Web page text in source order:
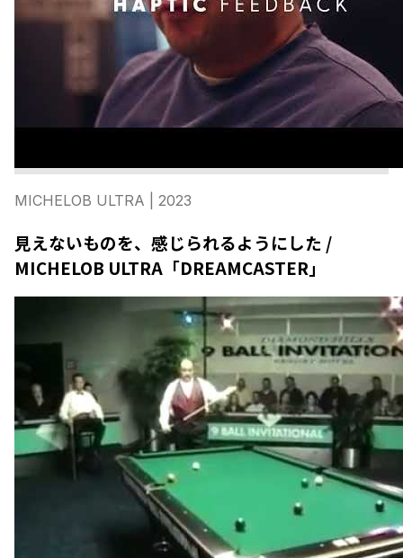
MICHELOB ULTRA | 2023
見えないものを、感じられるようにした /
MICHELOB ULTRA「DREAMCASTER」